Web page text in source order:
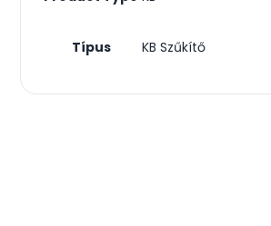
Típus KB Szűkítő